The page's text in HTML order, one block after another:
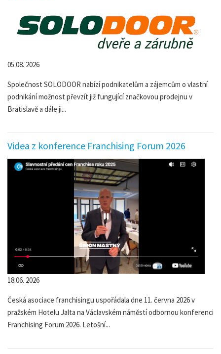
05.08. 2026
Společnost SOLODOOR nabízí podnikatelům a zájemcům o vlastní
podnikání možnost převzít již fungující značkovou prodejnu v
Bratislavě a dále ji...
Videa z konference Franchising Forum 2026
18.06. 2026
Česká asociace franchisingu uspořádala dne 11. června 2026 v
pražském Hotelu Jalta na Václavském náměstí odbornou konferenci
Franchising Forum 2026. Letošní...